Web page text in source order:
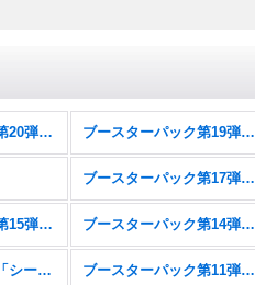
ブースターパック第20弾「絶傑を継ぐ者」 ブースターパック第19弾「天魔八虐」
ブースターパック第17弾「ConvergentDestinies/コンヴァージェント・ディスティニー」
ブースターパック第15弾「絶傑の試練」 ブースターパック第14弾「夢幻の饗宴」
スペシャルパック「シーサイド・メモリーズ」 ブースターパック第11弾「宿命の弾丸」